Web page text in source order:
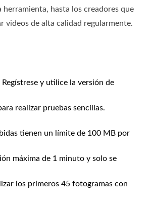
herramienta, hasta los creadores que
videos de alta calidad ‍‌‍‍‌‍‌‍‍‌regularmente.
Regístrese y utilice la versión de
realizar pruebas sencillas.
tienen un límite de 100 MB por
máxima de 1 minuto y solo se
los primeros 45 fotogramas con